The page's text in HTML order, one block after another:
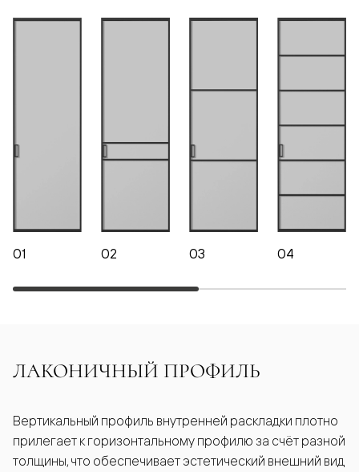
01 02 03 04
ЛАКОНИЧНЫЙ ПРОФИЛЬ
Вертикальный профиль внутренней раскладки плотно
прилегает к горизонтальному профилю за счёт разной
толщины, что обеспечивает эстетический внешний вид